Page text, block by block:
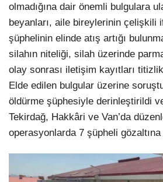
olmadığına dair önemli bulgulara
beyanları, aile bireylerinin çelişkili
şüphelinin elinde atış artığı
silahın niteliği, silah üzerinde
olay sonrası iletişim kayıtları
Elde edilen bulgular üzerine
öldürme şüphesiyle derinleştirildi
Tekirdağ, Hakkâri ve Van’da
operasyonlarda 7 şüpheli gözaltına